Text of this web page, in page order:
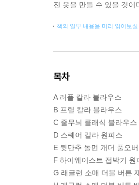
진 옷을 만들 수 있을 것이
책의 일부 내용을 미리 읽어보
목차
A 러플 칼라 블라우스
B 프릴 칼라 블라우스
C 줄무늬 클래식 블라우스
D 스퀘어 칼라 원피스
E 뒷단추 돌먼 개더 풀오버
F 하이웨이스트 접박기 원
G 래글런 소매 더블 버튼